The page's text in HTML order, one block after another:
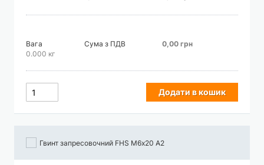
Вага
0.000 кг
Сума з ПДВ 0,00 грн
Додати в кошик
Гвинт запресовочний FHS М6х20 А2